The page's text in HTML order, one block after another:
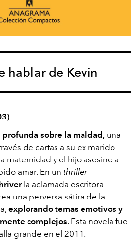
hablar de Kevin
profunda sobre la maldad, una
de cartas a su ex marido
maternidad y el hijo asesino a
amar. En un thriller
la aclamada escritora
una perversa sátira de la
explorando temas emotivos y
complejos. Esta novela fue
grande en el 2011.